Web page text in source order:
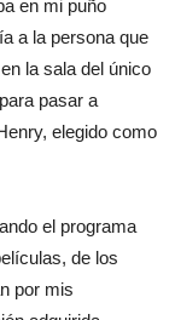
en mi puño
a la persona que
la sala del único
pasar a
elegido como
el programa
de los
por mis